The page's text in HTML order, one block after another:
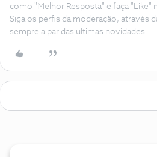
como "Melhor Resposta" e faça "Like"
Siga os perfis da moderação, através
sempre a par das ultimas novidades.